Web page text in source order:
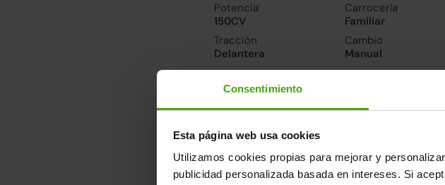
Consentimiento
Esta página web usa cookies
Utilizamos cookies propias para mejorar y
publicidad personalizada basada en intereses. Si
Potencia
150CV
Carrocería
Familiar
Tracción
Delantera
Cambio
Manual
Prestaciones, consumo y emisiones
215km/h
Consumo urbano
6l/100
Consumo carretera
4.4l/100